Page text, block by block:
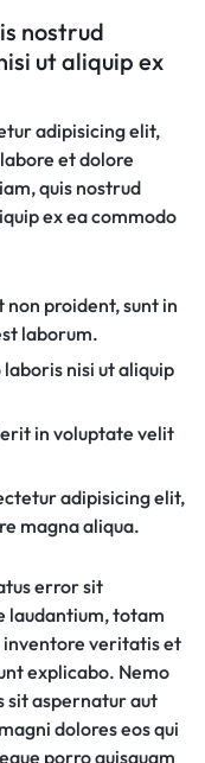
nostrud
ut aliquip ex
adipisicing elit,
et dolore
quis nostrud
ex ea commodo
proident, sunt in
laborum.
nisi ut aliquip
in voluptate velit
adipisicing elit,
magna aliqua.
error sit
laudantium, totam
inventore veritatis et
explicabo. Nemo
sit aspernatur aut
dolores eos qui
porro quisquam